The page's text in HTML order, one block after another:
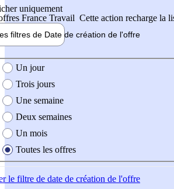
uniquement
France Travail Cette action recharge la
filtres de Date de création de l'offre
création de l'offre
Un jour
Trois jours
Une semaine
Deux semaines
Un mois
Toutes les offres
le filtre de date de création de l'offre